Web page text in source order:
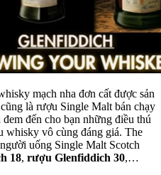
mạch nha đơn cất được sản
là rượu Single Malt bán chạy
đến cho bạn những điều thú
whisky vô cùng đáng giá. The
uống Single Malt Scotch
18, rượu Glenfiddich 30,…